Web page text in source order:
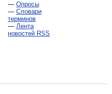
— Опросы
— Словари
терминов
— Лента
новостей RSS